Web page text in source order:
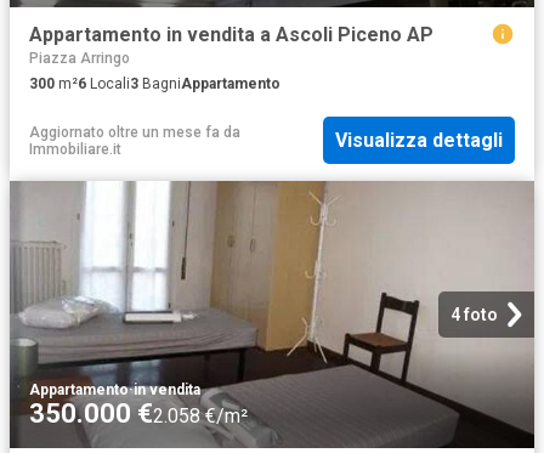
Appartamento in vendita a Ascoli Piceno AP
Piazza Arringo
300 m²6 Locali3 BagniAppartamento
Aggiornato oltre un mese fa da
Immobiliare.it
Visualizza dettagli
4 foto
Appartamento·in vendita
350.000 €2.058 €/m²